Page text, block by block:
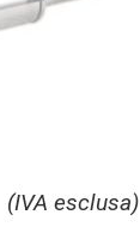
(IVA esclusa)